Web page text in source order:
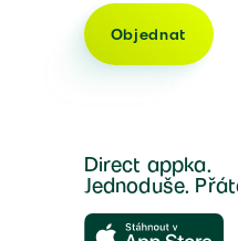
Objednat
Direct appka.
Jednoduše.